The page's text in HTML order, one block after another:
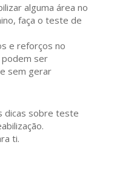
alguma área no
faça o teste de
e reforços no
podem ser
sem gerar
dicas sobre teste
ti.